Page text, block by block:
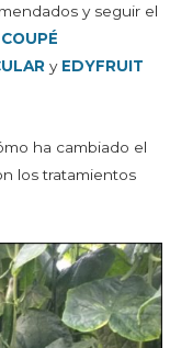
y seguir el
COUPÉ
y EDYFRUIT
ha cambiado el
los tratamientos